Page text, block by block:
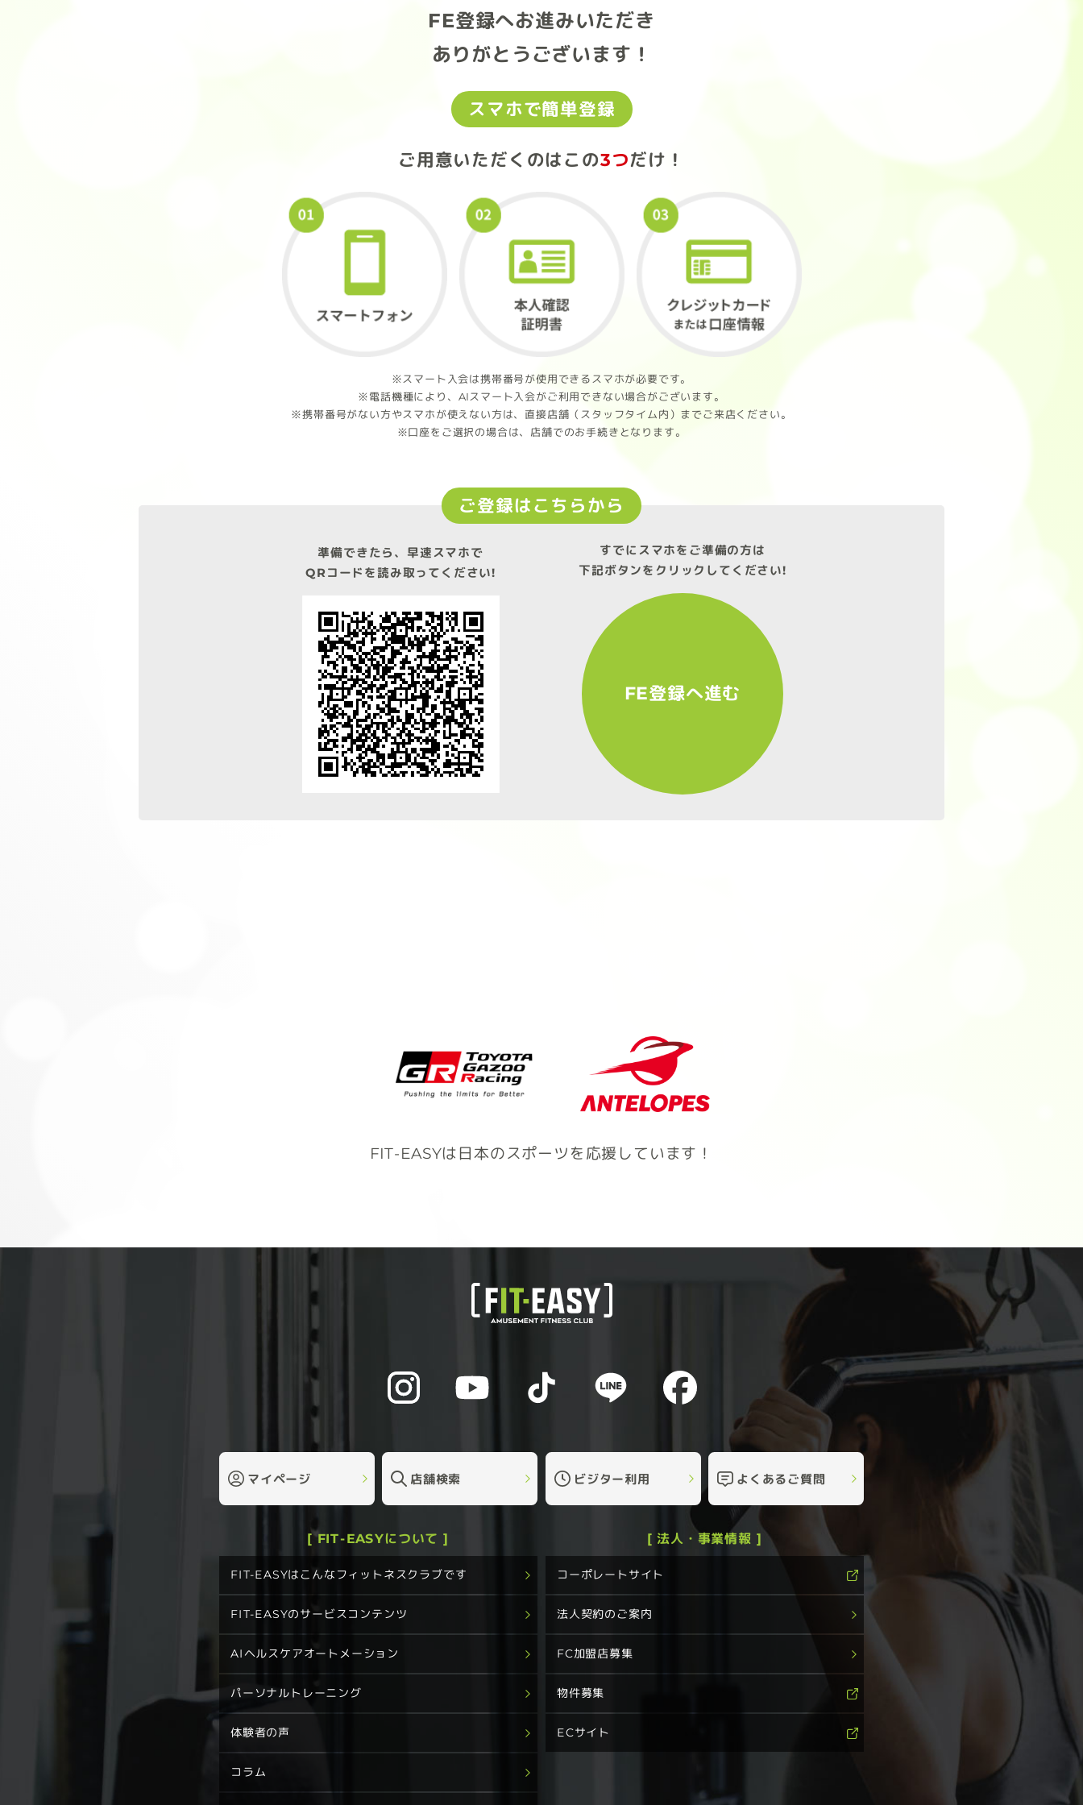
FE登録へお進みいただき
ありがとうございます！
スマホで簡単登録
ご用意いただくのはこの3つだけ！
※スマート入会は携帯番号が使用できるスマホが必要です。
※電話機種により、AIスマート入会がご利用できない場合がございます。
※携帯番号がない方やスマホが使えない方は、直接店舗（スタッフタイム内）までご来店ください。
※口座をご選択の場合は、店舗でのお手続きとなります。
ご登録はこちらから
準備できたら、早速スマホで
QRコードを読み取ってください!
すでにスマホをご準備の方は
下記ボタンをクリックしてください!
FE登録へ進む
FIT-EASYは日本のスポーツを応援しています！
マイページ 店舗検索 ビジター利用 よくあるご質問
[ FIT-EASYについて ]
FIT-EASYはこんなフィットネスクラブです
FIT-EASYのサービスコンテンツ
AIヘルスケアオートメーション
パーソナルトレーニング
体験者の声
コラム
[ 法人・事業情報 ]
コーポレートサイト
法人契約のご案内
FC加盟店募集
物件募集
ECサイト